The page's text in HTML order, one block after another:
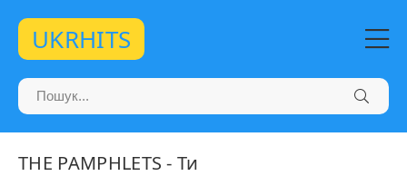
UKRHITS
THE PAMPHLETS - Ти